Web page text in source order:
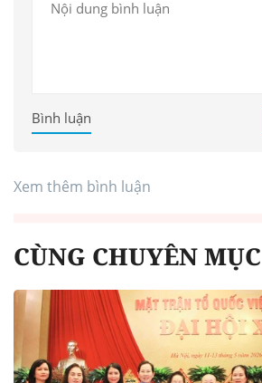
Bình luận
Xem thêm bình luận
CÙNG CHUYÊN MỤC